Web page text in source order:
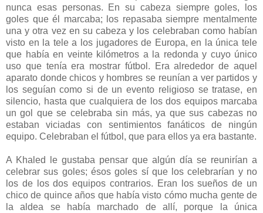
nunca esas personas. En su cabeza siempre goles, los
goles que él marcaba; los repasaba siempre mentalmente
una y otra vez en su cabeza y los celebraban como habían
visto en la tele a los jugadores de Europa, en la única tele
que había en veinte kilómetros a la redonda y cuyo único
uso que tenía era mostrar fútbol. Era alrededor de aquel
aparato donde chicos y hombres se reunían a ver partidos y
los seguían como si de un evento religioso se tratase, en
silencio, hasta que cualquiera de los dos equipos marcaba
un gol que se celebraba sin más, ya que sus cabezas no
estaban viciadas con sentimientos fanáticos de ningún
equipo. Celebraban el fútbol, que para ellos ya era bastante.
A Khaled le gustaba pensar que algún día se reunirían a
celebrar sus goles; ésos goles sí que los celebrarían y no
los de los dos equipos contrarios. Eran los sueños de un
chico de quince años que había visto cómo mucha gente de
la aldea se había marchado de allí, porque la única